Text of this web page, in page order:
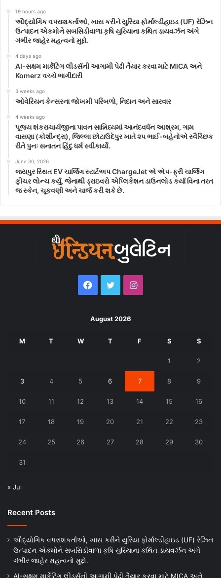
19 hours ago
ઔદ્યોગિક વપરાશકર્તાઓ, ખાસ કરીને યુરિયા ફોર્માલ્ડીહાઇડ (UF) રેઝિન
ઉત્પાદન એકમોને સબસિડીવાળા કૃષિ યુરિયાના કથિત ડાયવર્ઝન અંગે
ગંભીર જાહેર મહત્વનો મુદ્દો.
4 days ago
AI-સક્ષમ માર્કેટિંગ લીડર્સની આગામી પેઢી તૈયાર કરવા માટે MICA અને
Komerz વચ્ચે ભાગીદારી
3 weeks ago
ઓવેરિયન કેન્સરના જોખમી પરિબળો, નિદાન અને સારવાર
4 weeks ago
પૂજ્ય શંકરાચાર્યજીના પાવન સાન્નિધ્યમાં આનંદવર્ધન આશ્રમ, ગામ
વાસણા (કોશીન્દ્રા), જિલ્લા છોટાઉદેપુર ખાતે ૨૫ ભાઈ-બહેનોએ સ્વૈચ્છિક
રીતે પુનઃ સનાતન હિંદુ ધર્મ સ્વીકાર્યો.
June 30, 2026
જયપુર સ્થિત EV ચાર્જિંગ સ્ટાર્ટઅપ ChargeJet એ એપ-ફ્રી ચાર્જિંગ
ફીચર લોન્ચ કર્યું, જેનાથી ડ્રાઇવરો એપ્લિકેશન ડાઉનલોડ કર્યા વિના તરત
જ સ્કેન, ચૂકવણી અને ચાર્જ કરી શકે છે.
Facebook
TwitterInstagram
August 2026
M T W T F S S
1 2
3 4 5 6 7 8 9
10 11 12 13 14 15 16
17 18 19 20 21 22 23
24 25 26 27 28 29 30
31
« Jul
Recent Posts
ઔદ્યોગિક વપરાશકર્તાઓ, ખાસ કરીને યુરિયા ફોર્માલ્ડીહાઇડ (UF) રેઝિન
ઉત્પાદન એકમોને સબસિડીવાળા કૃષિ યુરિયાના કથિત ડાયવર્ઝન અંગે
ગંભીર જાહેર મહત્વનો મુદ્દો.
AI-સક્ષમ માર્કેટિંગ લીડર્સની આગામી પેઢી તૈયાર કરવા માટે MICA અને